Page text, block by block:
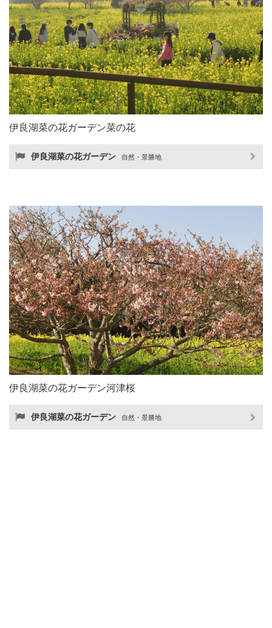
伊良湖菜の花ガーデン菜の花
伊良湖菜の花ガーデン 自然・景勝地
伊良湖菜の花ガーデン河津桜
伊良湖菜の花ガーデン 自然・景勝地